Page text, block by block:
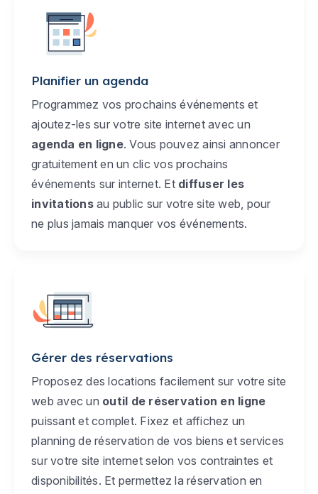
Planifier un agenda
Programmez vos prochains événements et
ajoutez-les sur votre site internet avec un
agenda en ligne. Vous pouvez ainsi annoncer
gratuitement en un clic vos prochains
événements sur internet. Et diffuser les
invitationsau public sur votre site web, pour
ne plus jamais manquer vos événements.
Gérer des réservations
Proposez des locations facilement sur votre site
web avec un outil de réservation en ligne
puissant et complet. Fixez et affichez un
planning de réservation de vos biens et services
sur votre site internet selon vos contraintes et
disponibilités. Et permettez la réservation en